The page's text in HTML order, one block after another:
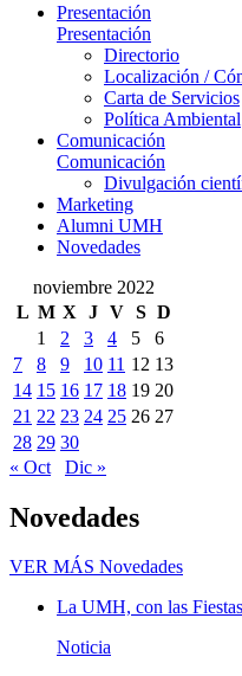
Presentación
Presentación
Directorio
Localización /
Carta de Servicios
Política Ambiental
Comunicación
Comunicación
Divulgación
Marketing
Alumni UMH
Novedades
noviembre 2022
L M X J V S D
1
2 3 4 5
6
7
8 9 10 11 12 13
14 15 16 17 18 19 20
21 22 23 24 25 26 27
28 29 30
« Oct
Dic »
Novedades
VER MÁS Novedades
La UMH, con las
Noticia